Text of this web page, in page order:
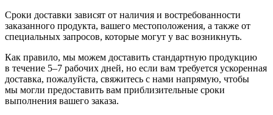
Сроки доставки зависят от наличия и востребованности
заказанного продукта, вашего местоположения, а также от
специальных запросов, которые могут у вас возникнуть.
Как правило, мы можем доставить стандартную продукцию
в течение 5–7 рабочих дней, но если вам требуется ускоренная
доставка, пожалуйста, свяжитесь с нами напрямую, чтобы
мы могли предоставить вам приблизительные сроки
выполнения вашего заказа.